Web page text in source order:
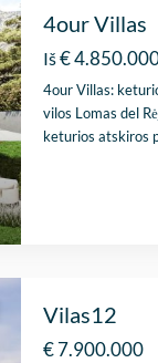
4our Villas
Iš€
4our Villas:
vilos Lomas del
keturios atskiros
Vilas12
€ 7.900.000